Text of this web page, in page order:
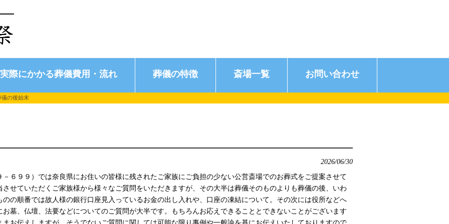
実際にかかる葬儀費用・流れ 葬儀の特徴 斎場一覧 お問い合わせ
の後始末
2026/06/30
６９９）では奈良県にお住いの皆様に残されたご家族にご負担の少ない公営斎場でのお葬式をご提案させて
せていただくご家族様から様々なご質問をいただきますが、その大半は葬儀そのものよりも葬儀の後、いわ
の順番では故人様の銀行口座見入っているお金の出し入れや、口座の凍結について。その次には役所などへ
墓、仏壇、法要などについてのご質問が大半です。もちろんお応えできることとできないことがございます